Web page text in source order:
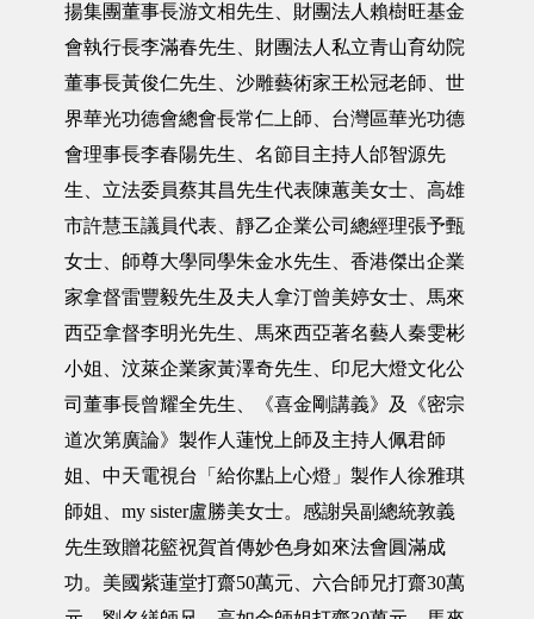
揚集團董事長游文相先生、財團法人賴樹旺基金
會執行長李滿春先生、財團法人私立青山育幼院
董事長黃俊仁先生、沙雕藝術家王松冠老師、世
界華光功德會總會長常仁上師、台灣區華光功德
會理事長李春陽先生、名節目主持人邰智源先
生、立法委員蔡其昌先生代表陳蕙美女士、高雄
市許慧玉議員代表、靜乙企業公司總經理張予甄
女士、師尊大學同學朱金水先生、香港傑出企業
家拿督雷豐毅先生及夫人拿汀曾美婷女士、馬來
西亞拿督李明光先生、馬來西亞著名藝人秦雯彬
小姐、汶萊企業家黃澤奇先生、印尼大燈文化公
司董事長曾耀全先生、《喜金剛講義》及《密宗
道次第廣論》製作人蓮悅上師及主持人佩君師
姐、中天電視台「給你點上心燈」製作人徐雅琪
師姐、my sister盧勝美女士。感謝吳副總統敦義
先生致贈花籃祝賀首傳妙色身如來法會圓滿成
功。美國紫蓮堂打齋50萬元、六合師兄打齋30萬